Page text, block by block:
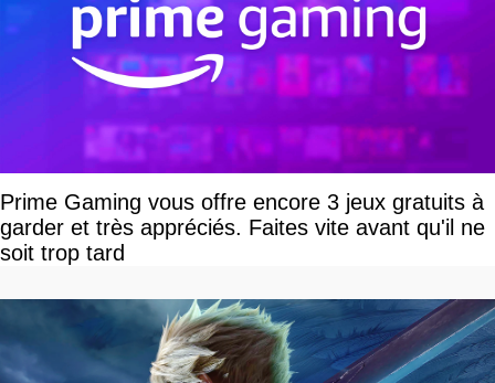
Prime Gaming vous offre encore 3 jeux gratuits à
garder et très appréciés. Faites vite avant qu'il ne
soit trop tard